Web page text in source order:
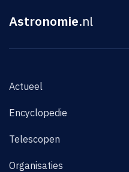
Astronomie.nl
Actueel
Encyclopedie
Telescopen
Organisaties